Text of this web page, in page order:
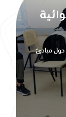
حول مبادئ